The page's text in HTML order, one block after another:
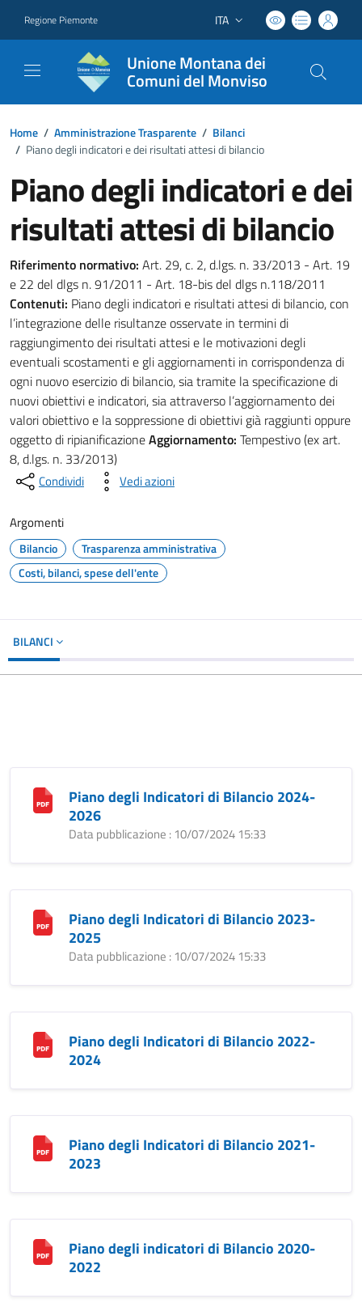
Regione Piemonte Lingua attiva:
ITA
Unione Montana dei
Comuni del Monviso
Home / Amministrazione Trasparente / Bilanci
/ Piano degli indicatori e dei risultati attesi di bilancio
Piano degli indicatori e dei
risultati attesi di bilancio
Riferimento normativo: Art. 29, c. 2, d.lgs. n. 33/2013 - Art. 19
e 22 del dlgs n. 91/2011 - Art. 18-bis del dlgs n.118/2011
Contenuti: Piano degli indicatori e risultati attesi di bilancio, con
l’integrazione delle risultanze osservate in termini di
raggiungimento dei risultati attesi e le motivazioni degli
eventuali scostamenti e gli aggiornamenti in corrispondenza di
ogni nuovo esercizio di bilancio, sia tramite la specificazione di
nuovi obiettivi e indicatori, sia attraverso l’aggiornamento dei
valori obiettivo e la soppressione di obiettivi già raggiunti oppure
oggetto di ripianificazioneAggiornamento: Tempestivo (ex art.
8, d.lgs. n. 33/2013)
Condividi Vedi azioni
Argomenti
Bilancio
Trasparenza amministrativa
Costi, bilanci, spese dell'ente
BILANCI
Piano degli Indicatori di Bilancio 2024-
2026
Data pubblicazione : 10/07/2024 15:33
Piano degli Indicatori di Bilancio 2023-
2025
Data pubblicazione : 10/07/2024 15:33
Piano degli Indicatori di Bilancio 2022-
2024
Piano degli Indicatori di Bilancio 2021-
2023
Piano degli indicatori di Bilancio 2020-
2022